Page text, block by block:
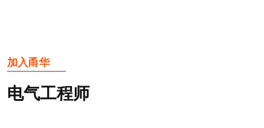
加入甬华
电气工程师